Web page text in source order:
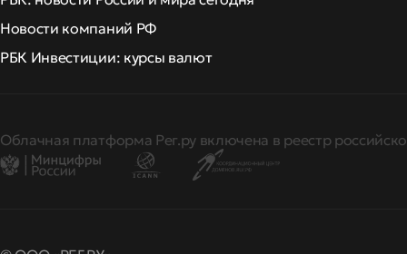
Новости компаний РФ
РБК Инвестиции: курсы валют
Облачная платформа Рег.ру включена в реестр